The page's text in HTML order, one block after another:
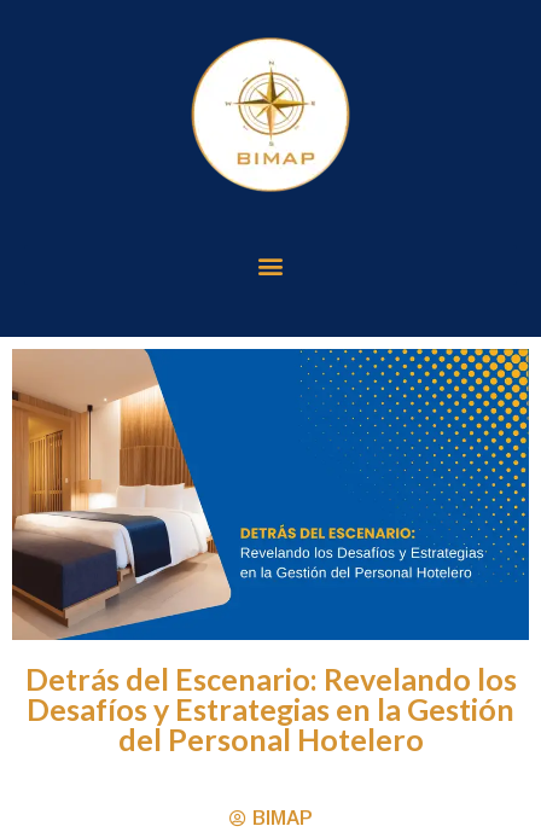
Detrás del Escenario: Revelando los
Desafíos y Estrategias en la Gestión
del Personal Hotelero
BIMAP